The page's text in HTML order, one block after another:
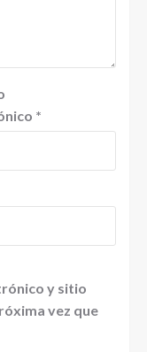
*
y sitio
vez que